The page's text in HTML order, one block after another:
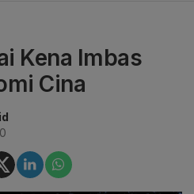
Kena Imbas
Cina